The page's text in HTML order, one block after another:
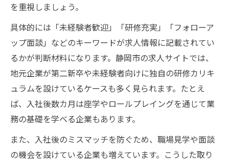
を重視しましょう。
具体的には「未経験者歓迎」「研修充実」「フォローア
ップ面談」などのキーワードが求人情報に記載されてい
るかが判断材料になります。静岡市の求人サイトでは、
地元企業が第二新卒や未経験者向けに独自の研修カリキ
ュラムを設けているケースも多く見られます。たとえ
ば、入社後数カ月は座学やロールプレイングを通じて業
務の基礎を学べる企業もあります。
また、入社後のミスマッチを防ぐため、職場見学や面談
の機会を設けている企業も増えています。こうした取り